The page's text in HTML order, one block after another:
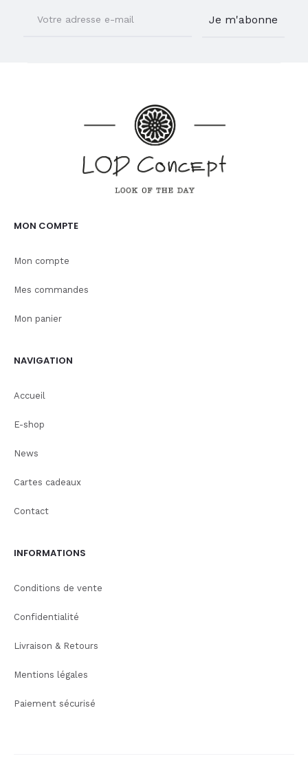
MON COMPTE
Mon compte
Mes commandes
Mon panier
NAVIGATION
Accueil
E-shop
News
Cartes cadeaux
Contact
INFORMATIONS
Conditions de vente
Confidentialité
Livraison & Retours
Mentions légales
Paiement sécurisé